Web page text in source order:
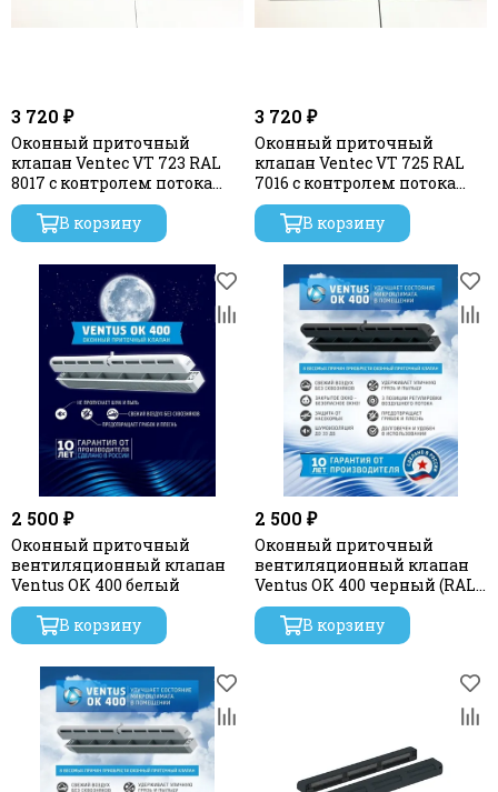
3 720 ₽
Оконный приточный
клапан Ventec VT 723 RAL
8017 с контролем потока
воздуха и акустической
шумоизоляцией
В корзину
3 720 ₽
Оконный приточный
клапан Ventec VT 725 RAL
7016 с контролем потока
воздуха и акустической
шумоизоляцией
В корзину
2 500 ₽
Оконный приточный
вентиляционный клапан
Ventus OK 400 белый
В корзину
2 500 ₽
Оконный приточный
вентиляционный клапан
Ventus OK 400 черный (RAL
9005)
В корзину